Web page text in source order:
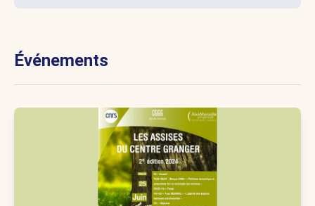
Événements